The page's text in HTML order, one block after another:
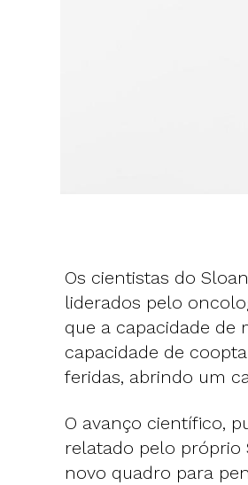
Os cientistas do
liderados pelo
que a capacidade de
capacidade de
feridas, abrindo um
O avanço científico,
relatado pelo próprio
novo quadro para